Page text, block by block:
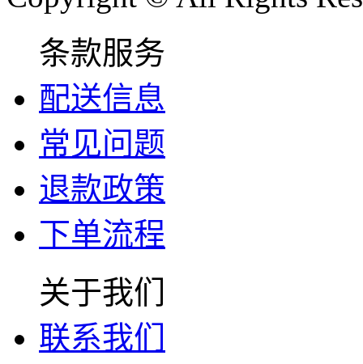
条款服务
配送信息
常见问题
退款政策
下单流程
关于我们
联系我们